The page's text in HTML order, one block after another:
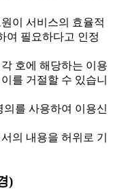
이 서비스의 효율적
여 필요하다고 인정
호에 해당하는 이용
를 거절할 수 있습니
의를 사용하여 이용신
의 내용을 허위로 기
)